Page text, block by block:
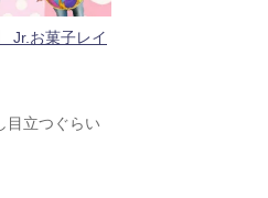
Jr.お菓子レイ
目立つぐらい